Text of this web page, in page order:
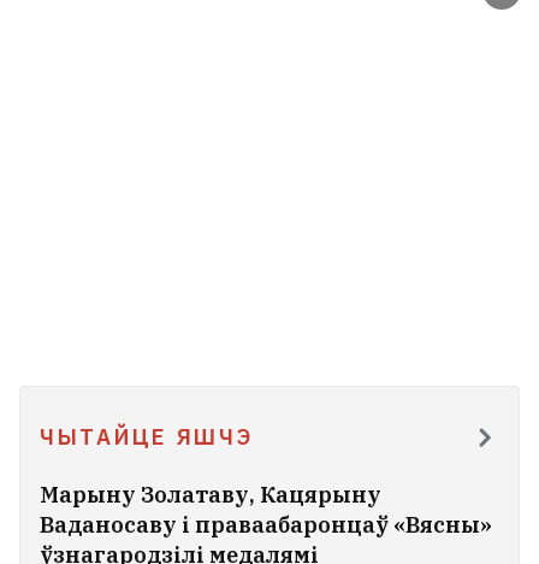
ЧЫТАЙЦЕ ЯШЧЭ
Марыну Золатаву, Кацярыну
Ваданосаву і праваабаронцаў «Вясны»
ўзнагародзілі медалямі